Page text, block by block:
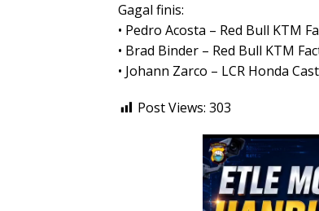
Gagal finis:
• Pedro Acosta – Red Bull KTM
• Brad Binder – Red Bull KTM
• Johann Zarco – LCR Honda
Post Views: 303